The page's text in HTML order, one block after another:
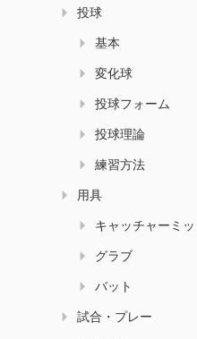
投球
基本
変化球
投球フォーム
投球理論
練習方法
用具
キャッチャーミッ
グラブ
バット
試合・プレー